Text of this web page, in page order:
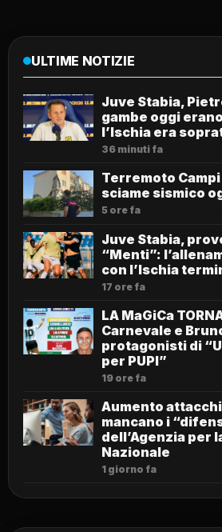
ULTIME NOTIZIE
Juve Stabia,
gambe oggi
l’Ischia era
36 minuti fa
Terremoto
sciame sismico
5 ore fa
Juve Stabia,
“Menti”:
con l’Ischia
17 ore fa
LA MaGiCa
Carnevale e
protagonisti di
per PUPI”
19 ore fa
Aumento
mancano i
dell’Agenzia per
Nazionale
1 giorno fa